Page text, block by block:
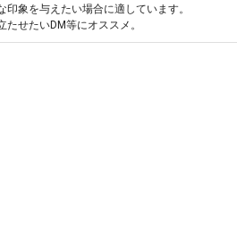
象を与えたい場合に適しています。
せたいDM等にオススメ。